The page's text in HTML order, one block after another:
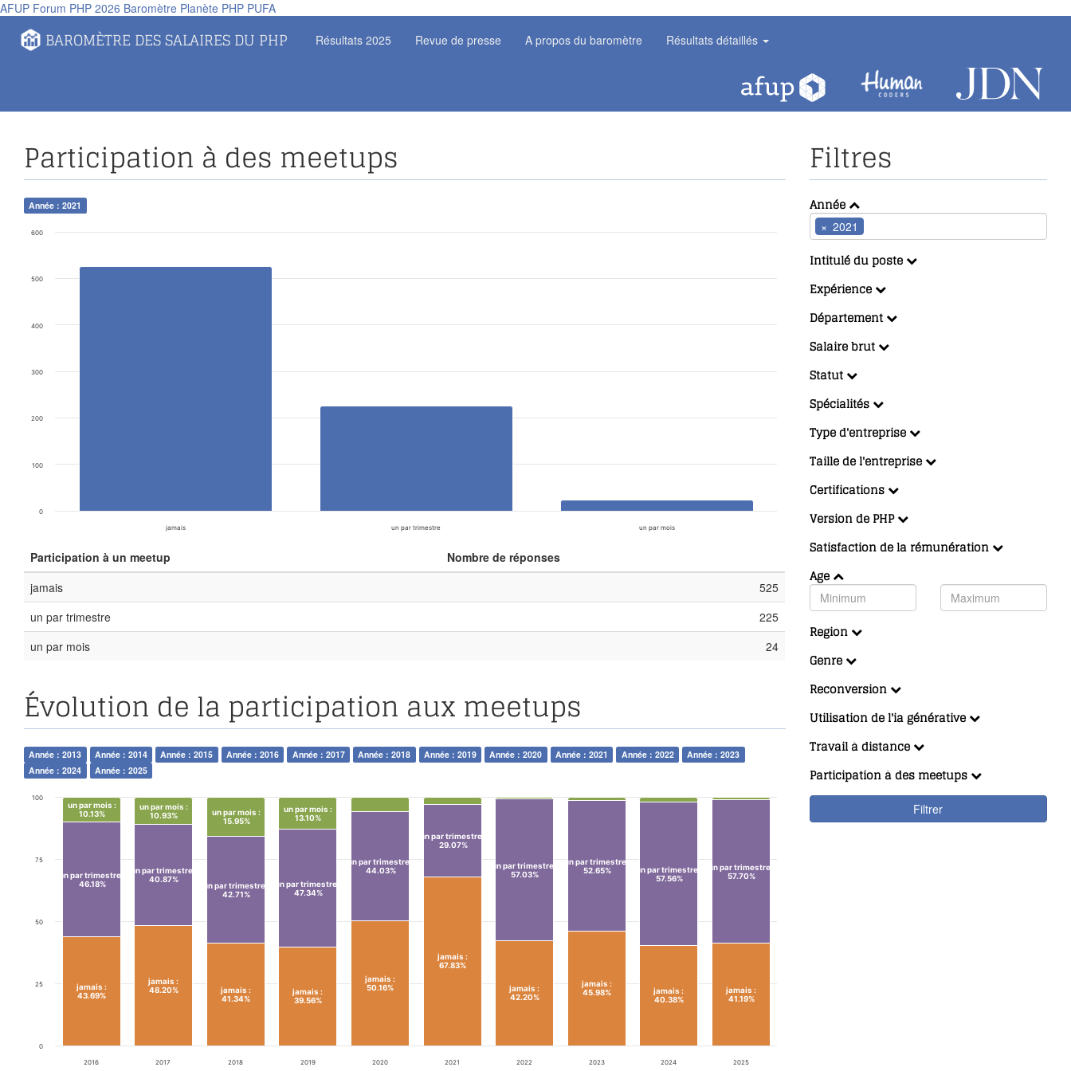
AFUP Forum PHP 2026 Baromètre Planète PHP PUFA
BAROMÈTRE DES SALAIRES DU PHP Résultats 2025 Revue de presse A propos du baromètre Résultats détaillés
Participation à des meetups
Année : 2021
jamais un par trimestre un par mois
0
100
200
300
400
500
600
Participation à un meetup
Nombre de réponses
jamais
525
un par trimestre
225
un par mois
24
Évolution de la participation aux meetups
Année : 2013 Année : 2014 Année : 2015 Année : 2016 Année : 2017 Année : 2018 Année : 2019 Année : 2020 Année : 2021 Année : 2022
Année : 2023
Année : 2024
Année : 2025
2016 2017 2018 2019 2020 2021 2022 2023 2024 2025
0
25
50
75
100
un par mois :
10.13%
un par mois :
10.93%
un par mois :
15.95%
un par mois :
13.10%
un par trimestre
46.18%
un par trimestre
40.87%
un par trimestre
42.71%
un par trimestre
47.34%
un par trimestre:
44.03%
un par trimestre
29.07%
un par trimestre
57.03%
un par trimestre:
52.65%
un par trimestre
57.56%
un par trimestre
57.70%
jamais :
43.69%
jamais :
48.20%
jamais :
41.34%
jamais :
39.56%
jamais :
50.16%
jamais :
67.83%
jamais :
42.20%
jamais :
45.98%
jamais :
40.38%
jamais :
41.19%
Filtres
Année
× 2021
Intitulé du poste
Expérience
Département
Salaire brut
Statut
Spécialités
Type d'entreprise
Taille de l'entreprise
Certifications
Version de PHP
Satisfaction de la rémunération
Age
Region
Genre
Reconversion
Utilisation de l'ia générative
Travail à distance
Participation à des meetups
Filtrer
Panneau de gestion des cookies